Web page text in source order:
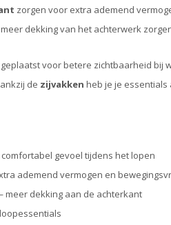
zorgen voor extra ademend
dekking van het achterwerk
voor betere zichtbaarheid bij
de zijvakken heb je je essentials
gevoel tijdens het lopen
ademend vermogen en
meer dekking aan de achterkant